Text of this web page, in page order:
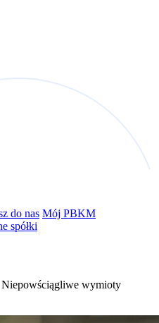
do nas Mój PBKM
spółki
Niepowściągliwe wymioty